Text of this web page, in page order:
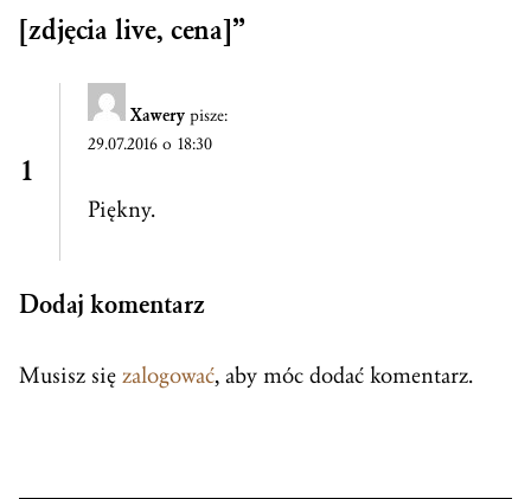
[zdjęcia live, cena]”
Xawery pisze:
29.07.2016 o 18:30
Piękny.
Dodaj komentarz
Musisz się zalogować, aby móc dodać komentarz.